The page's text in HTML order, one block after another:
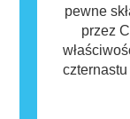
pewne
przez